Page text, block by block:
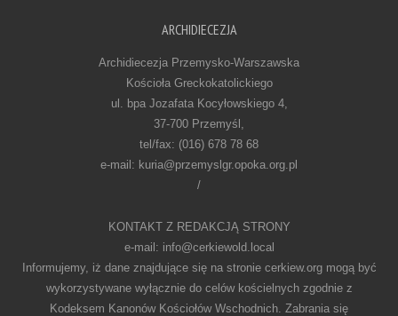
ARCHIDIECEZJA
Archidiecezja Przemysko-Warszawska
Kościoła Greckokatolickiego
ul. bpa Jozafata Kocyłowskiego 4,
37-700 Przemyśl,
tel/fax: (016) 678 78 68
e-mail: kuria@przemyslgr.opoka.org.pl
/
KONTAKT Z REDAKCJĄ STRONY
e-mail: info@cerkiewold.local
Informujemy, iż dane znajdujące się na stronie cerkiew.org mogą być
wykorzystywane wyłącznie do celów kościelnych zgodnie z
Kodeksem Kanonów Kościołów Wschodnich. Zabrania się